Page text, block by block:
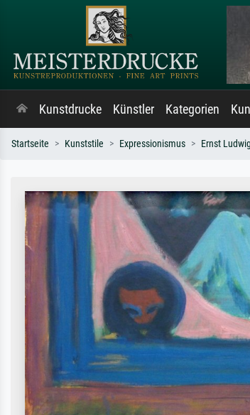
Kunstdrucke Künstler Kategorien
Startseite Kunststile Expressionismus Ernst